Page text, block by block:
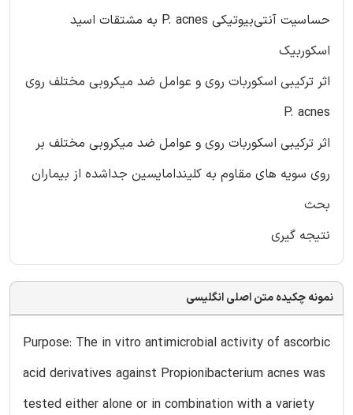
حساسیت آنتی‌بیوتیکی P. acnes به مشتقات اسید
اسکوربیک
اثر ترکیبی اسکوربات روی و عوامل ضد میکروبی مختلف روی
P. acnes
اثر ترکیبی اسکوربات روی و عوامل ضد میکروبی مختلف بر
روی سویه های مقاوم به کلیندامایسین جداشده از بیماران
بحث
نتیجه گیری
نمونه چکیده متن اصلی انگلیسی
Purpose: The in vitro antimicrobial activity of ascorbic
acid derivatives against Propionibacterium acnes was
tested either alone or in combination with a variety